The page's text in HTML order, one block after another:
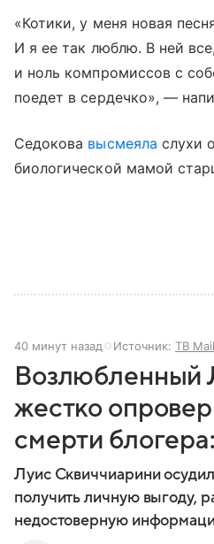
«Котики, у меня новая
И я ее так люблю. В ней
и ноль компромиссов с
поедет в сердечко», —
Седокова высмеяла слухи
биологической мамой
40 минут назад Источник: ТВ Mail
Возлюбленный
жестко
смерти
Луис Сквиччиарини осудил
получить личную выгоду,
недостоверную